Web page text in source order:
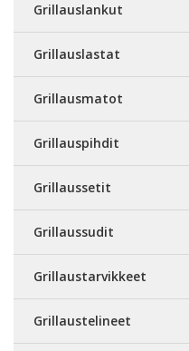
Grillauslankut
Grillauslastat
Grillausmatot
Grillauspihdit
Grillaussetit
Grillaussudit
Grillaustarvikkeet
Grillaustelineet